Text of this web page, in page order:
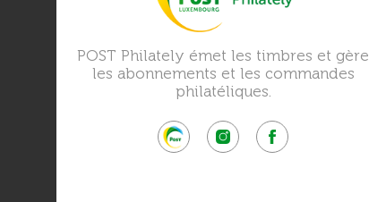
POST Philately émet les timbres et gère
les abonnements et les commandes
philatéliques.